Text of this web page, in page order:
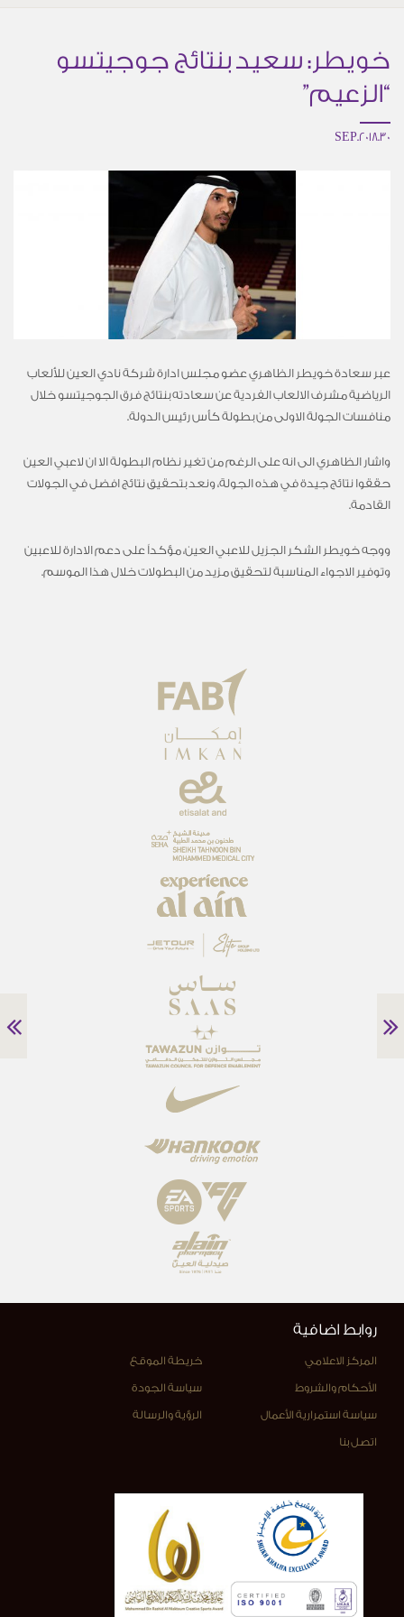
خويطر: سعيد بنتائج جوجيتسو
“الزعيم”
30.SEP.2018
عبر سعادة خويطر الظاهري عضو مجلس ادارة شركة نادي العين للألعاب
الرياضية مشرف الالعاب الفردية عن سعادته بنتائج فرق الجوجيتسو خلال
منافسات الجولة الاولى من بطولة كأس رئيس الدولة.
واشار الظاهري الى انه على الرغم من تغير نظام البطولة الا ان لاعبي العين
حققوا نتائج جيدة في هذه الجولة، ونعد بتحقيق نتائج افضل في الجولات
القادمة.
ووجه خويطر الشكر الجزيل للاعبي العين، مؤكداً على دعم الادارة للاعبين
وتوفير الاجواء المناسبة لتحقيق مزيد من البطولات خلال هذا الموسم.
روابط اضافية
المركز الاعلامي خريطة الموقع
الأحكام والشروط سياسة الجودة
سياسة استمرارية الأعمال الرؤية والرسالة
اتصل بنا